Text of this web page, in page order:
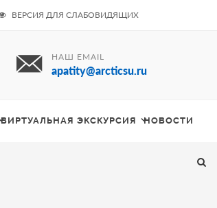
ВЕРСИЯ ДЛЯ СЛАБОВИДЯЩИХ
НАШ EMAIL
apatity@arcticsu.ru
ВИРТУАЛЬНАЯ ЭКСКУРСИЯ НОВОСТИ